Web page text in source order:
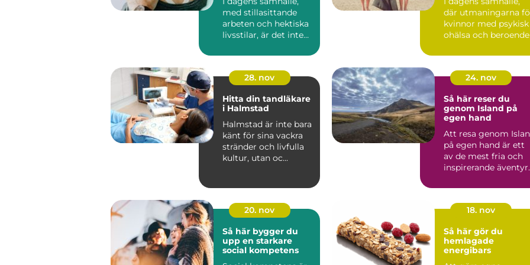
med stillasittande
arbeten och hektiska
livsstilar, är det inte
där utmaningarna
kvinnor med psykisk
ohälsa och beroende
28. nov
Hitta din tandläkare
i Halmstad
Halmstad är inte bara
känt för sina vackra
stränder och livfulla
kultur, utan oc...
24. nov
Så här reser du
genom Island på
egen hand
Att resa genom
på egen hand är ett
av de mest fria och
inspirerande äventyr
20. nov
Så här bygger du
upp en starkare
social kompetens
18. nov
Så här gör du
hemlagade
energibars